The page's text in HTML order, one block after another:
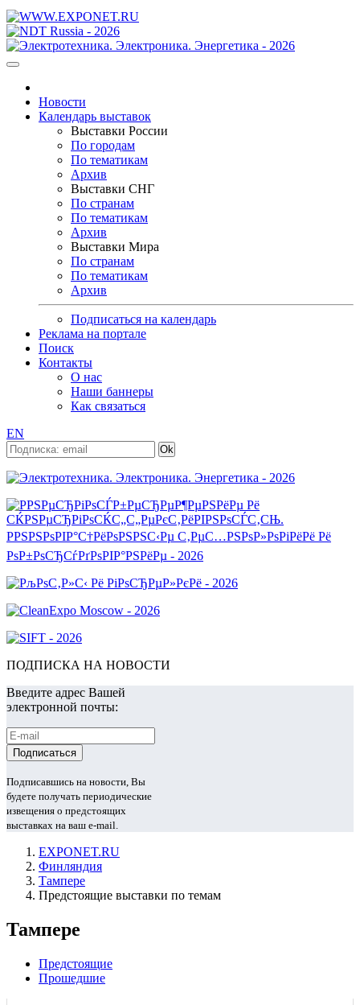
Новости
Календарь выставок
Выставки России
По городам
По тематикам
Архив
Выставки СНГ
По странам
По тематикам
Архив
Выставки Мира
По странам
По тематикам
Архив
Подписаться на календарь
Реклама на портале
Поиск
Контакты
О нас
Наши баннеры
Как связаться
EN
ПОДПИСКА НА НОВОСТИ
Введите адрес Вашей
электронной почты:
Подписавшись на новости, Вы
будете получать периодические
извещения о предстоящих
выставках на ваш e-mail.
EXPONET.RU
Финляндия
Тампере
Предстоящие выставки по темам
Тампере
Предстоящие
Прошедшие